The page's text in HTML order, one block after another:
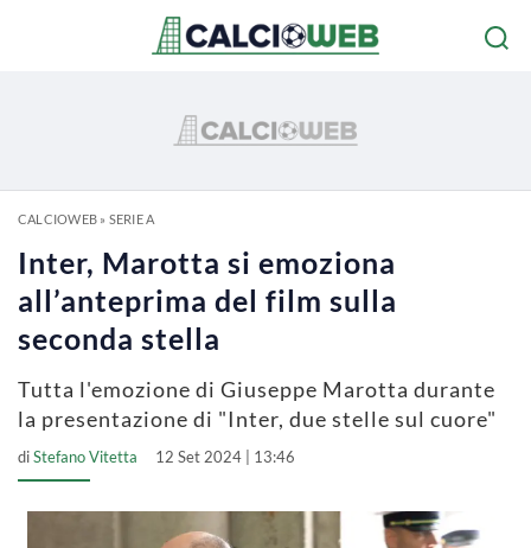
CALCIOWEB» SERIE A
Inter, Marotta si emoziona
all’anteprima del film sulla
seconda stella
Tutta l'emozione di Giuseppe Marotta durante
la presentazione di "Inter, due stelle sul cuore"
diStefano Vitetta 12 Set 2024 | 13:46